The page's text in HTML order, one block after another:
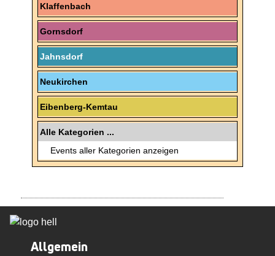
Klaffenbach
Gornsdorf
Jahnsdorf
Neukirchen
Eibenberg-Kemtau
Alle Kategorien ...
Events aller Kategorien anzeigen
Allgemein